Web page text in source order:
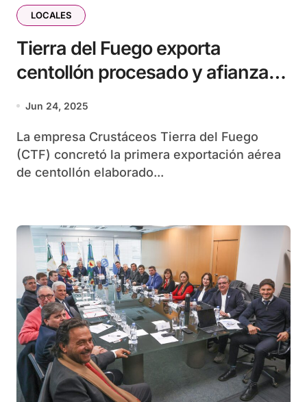
LOCALES
Tierra del Fuego exporta
centollón procesado y afianza
su matriz productiva
Jun 24, 2025
La empresa Crustáceos Tierra del Fuego
(CTF) concretó la primera exportación aérea
de centollón elaborado...